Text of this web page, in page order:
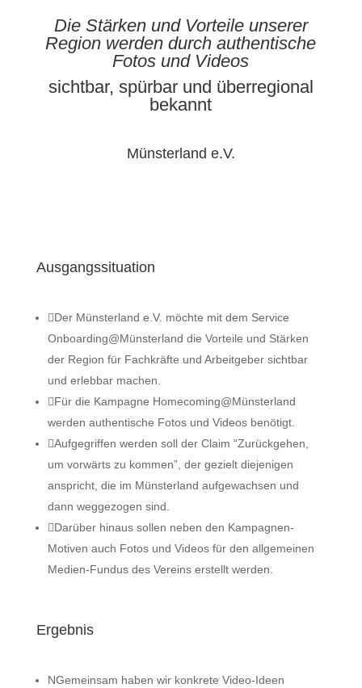
Die Stärken und Vorteile unserer
Region werden durch authentische
Fotos und Videos
sichtbar, spürbar und überregional
bekannt
Münsterland e.V.
Ausgangssituation
Der Münsterland e.V. möchte mit dem Service
Onboarding@Münsterland die Vorteile und Stärken
der Region für Fachkräfte und Arbeitgeber sichtbar
und erlebbar machen.
Für die Kampagne Homecoming@Münsterland
werden authentische Fotos und Videos benötigt.
Aufgegriffen werden soll der Claim “Zurückgehen,
um vorwärts zu kommen”, der gezielt diejenigen
anspricht, die im Münsterland aufgewachsen und
dann weggezogen sind.
Darüber hinaus sollen neben den Kampagnen-
Motiven auch Fotos und Videos für den allgemeinen
Medien-Fundus des Vereins erstellt werden.
Ergebnis
NGemeinsam haben wir konkrete Video-Ideen